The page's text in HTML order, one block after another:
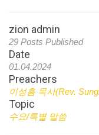
zion admin
29 Posts Published
Date
01.04.2024
Preachers
이성흠 목사(Rev.
Topic
수요/특별 말씀